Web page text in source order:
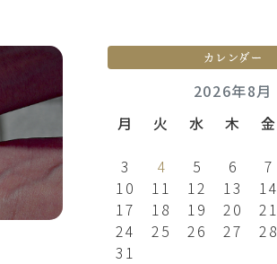
カレンダー
2026年8月
月
火 水 木 金
3
4 5 6 7
10
11 12 13 14
17
18 19 20 21
24
25 26 27 28
31